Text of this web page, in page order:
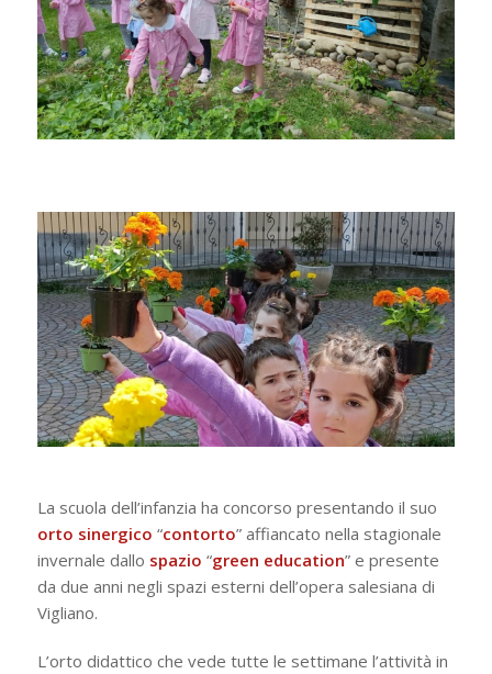
La scuola dell’infanzia ha concorso presentando il suo
orto sinergico “contorto” affiancato nella stagionale
invernale dallo spazio “green education” e presente
da due anni negli spazi esterni dell’opera salesiana di
Vigliano.
L’orto didattico che vede tutte le settimane l’attività in